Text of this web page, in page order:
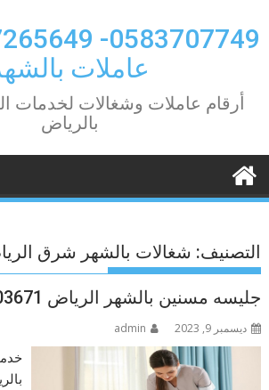
to
content
عاملات
أرقام عاملات وشغالات لخدمات
بالرياض
التصنيف: شغالات بالشهر شرق
جليسه مسنين بالشهر الرياض 0565603671
ديسمبر 9, 2023 admin